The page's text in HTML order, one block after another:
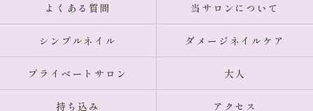
よくある質問 当サロンについて
シンプルネイル ダメージネイルケア
プライベートサロン 大人
持ち込み アクセス